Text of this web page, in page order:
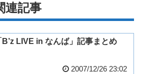
連記事
B’z LIVE in なんば」記事まとめ
2007/12/26 23:02